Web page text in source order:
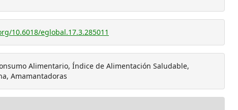
10.6018/eglobal.17.3.285011
Alimentario, Índice de Alimentación Saludable,
Amamantadoras